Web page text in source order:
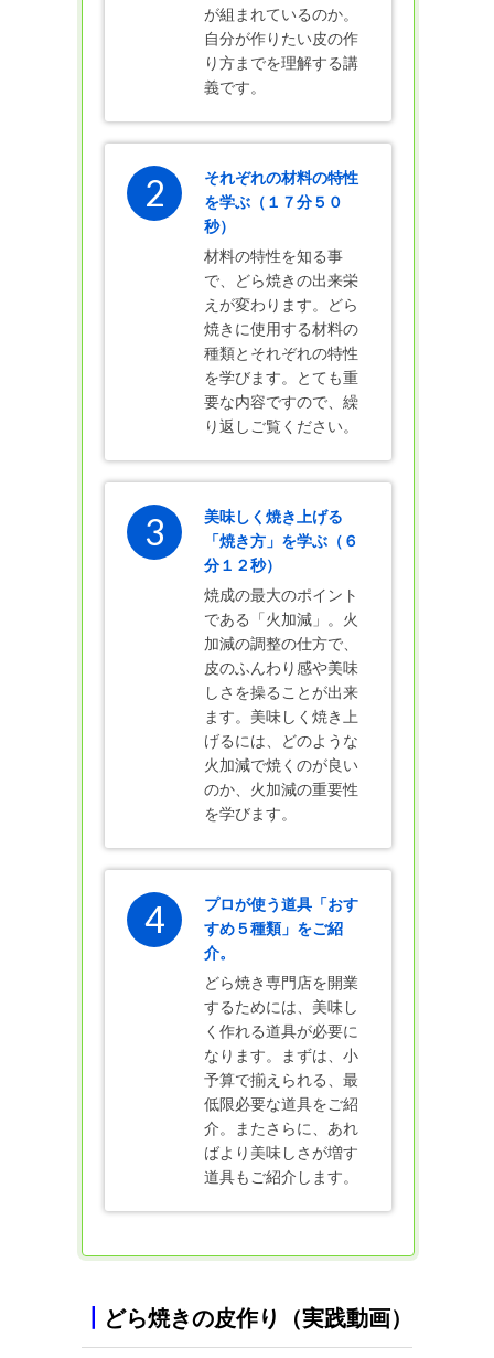
が組まれているのか。
自分が作りたい皮の作
り方までを理解する講
義です。
2
それぞれの材料の特性
を学ぶ（１７分５０
秒）
材料の特性を知る事
で、どら焼きの出来栄
えが変わります。どら
焼きに使用する材料の
種類とそれぞれの特性
を学びます。とても重
要な内容ですので、繰
り返しご覧ください。
3
美味しく焼き上げる
「焼き方」を学ぶ（６
分１２秒）
焼成の最大のポイント
である「火加減」。火
加減の調整の仕方で、
皮のふんわり感や美味
しさを操ることが出来
ます。美味しく焼き上
げるには、どのような
火加減で焼くのが良い
のか、火加減の重要性
を学びます。
4
プロが使う道具「おす
すめ５種類」をご紹
介。
どら焼き専門店を開業
するためには、美味し
く作れる道具が必要に
なります。まずは、小
予算で揃えられる、最
低限必要な道具をご紹
介。またさらに、あれ
ばより美味しさが増す
道具もご紹介します。
どら焼きの皮作り（実践動画）